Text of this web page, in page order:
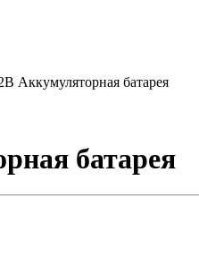
Аккумуляторная батарея
батарея